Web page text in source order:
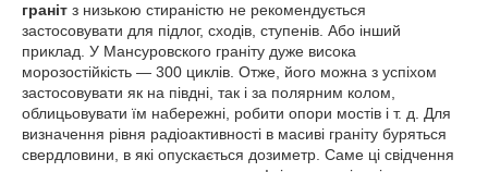
граніт з низькою стираністю не рекомендується
застосовувати для підлог, сходів, ступенів. Або інший
приклад. У Мансуровского граніту дуже висока
морозостійкість — 300 циклів. Отже, його можна з успіхом
застосовувати як на півдні, так і за полярним колом,
облицьовувати їм набережні, робити опори мостів і т. д. Для
визначення рівня радіоактивності в масиві граніту буряться
свердловини, в які опускається дозиметр. Саме ці свідчення